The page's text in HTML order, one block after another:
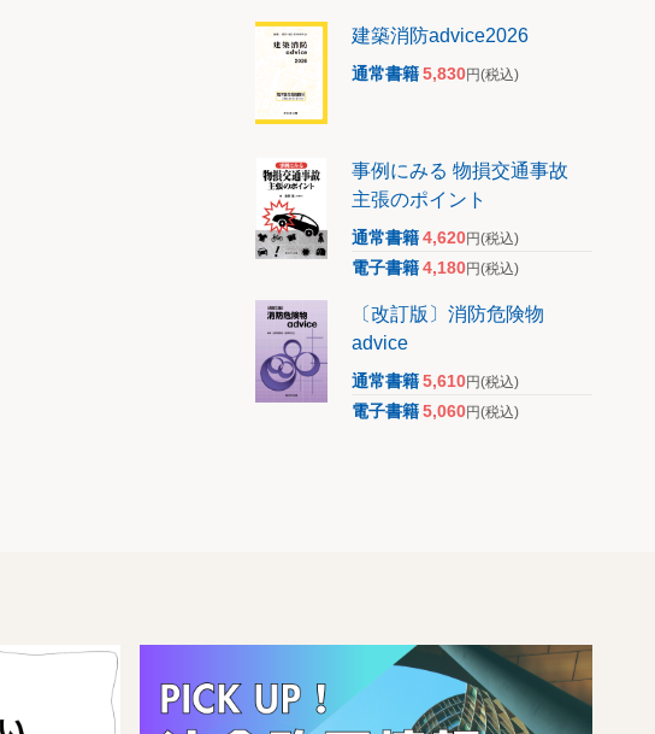
建築消防advice2026
通常書籍5,830円(税込)
事例にみる 物損交通事故
主張のポイント
通常書籍4,620円(税込)
電子書籍4,180円(税込)
〔改訂版〕消防危険物
advice
通常書籍5,610円(税込)
電子書籍5,060円(税込)